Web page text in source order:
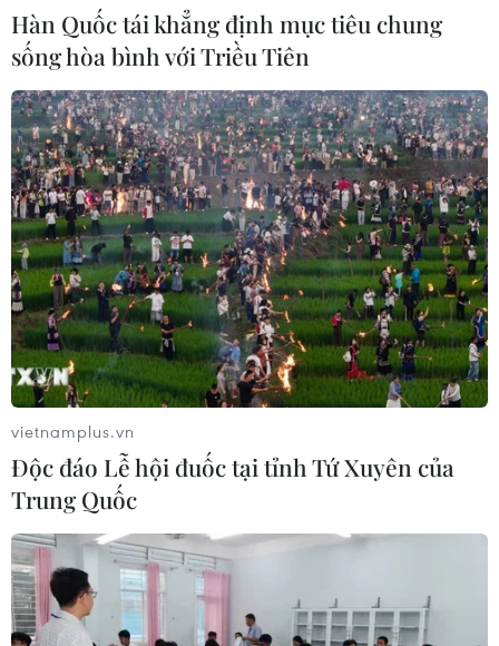
Đặc phái viên hạt nhân hàng đầu Mỹ-
Trung thảo luận về Triều Tiên
25/01/2019 03:43
Bộ Ngoại giao Mỹ ngày 24/1 thông báo các nhà đàm
phán hạt nhân hàng đầu của Mỹ và Trung Quốc đã
gặp nhau tại Washington trong tuần này để thảo luận
về những diễn biến gần đây liên quan tới Triều Tiên.
Hàn Quốc tái khẳng định mục tiêu chung
sống hòa bình với Triều Tiên
vietnamplus.vn
Độc đáo Lễ hội đuốc tại tỉnh Tứ Xuyên của
Trung Quốc